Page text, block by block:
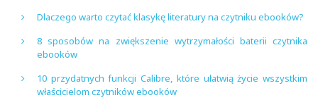
Dlaczego warto czytać klasykę literatury na czytniku ebooków?
8 sposobów na zwiększenie wytrzymałości baterii czytnika
ebooków
10 przydatnych funkcji Calibre, które ułatwią życie wszystkim
właścicielom czytników ebooków